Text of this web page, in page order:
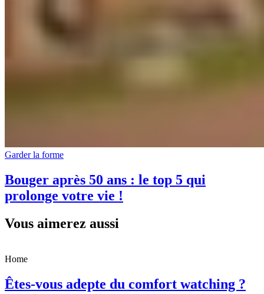
Garder la forme
Bouger après 50 ans : le top 5 qui
prolonge votre vie !
Vous aimerez aussi
Home
Êtes-vous adepte du comfort watching ?